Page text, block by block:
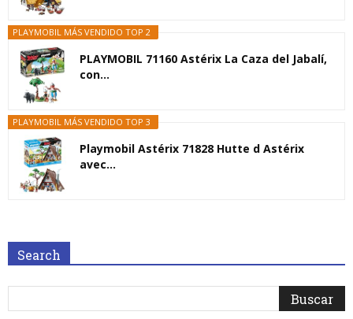
PLAYMOBIL MÁS VENDIDO TOP 2
PLAYMOBIL 71160 Astérix La Caza del Jabalí,
con...
PLAYMOBIL MÁS VENDIDO TOP 3
Playmobil Astérix 71828 Hutte d Astérix
avec...
Search